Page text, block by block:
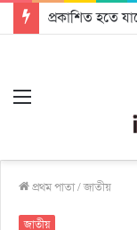
প্রকাশিত হতে
প্রথম পাতা/জাতীয়
জাতীয়